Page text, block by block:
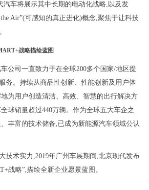
汽车将展示其中长期的电动化战略,以及发
the Air”(可感知的真正进化)概念,聚焦于让科技
战略描绘蓝图
公司一直致力于在全球200多个国家/地区提
务。持续从商品性创新、性能创新及用户体
为用户创造清洁、高效、智慧的出行解决方
球销量超过440万辆。作为全球五大车企之
丰富的技术储备,已成为新能源汽车领域公认
技术实力,2019年广州车展期间,北京现代发布
战略”,描绘全新企业愿景蓝图。